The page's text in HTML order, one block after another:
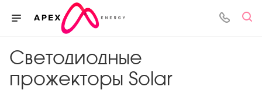
Светодиодные
прожекторы Solar